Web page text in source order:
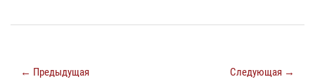
← Предыдущая Следующая →